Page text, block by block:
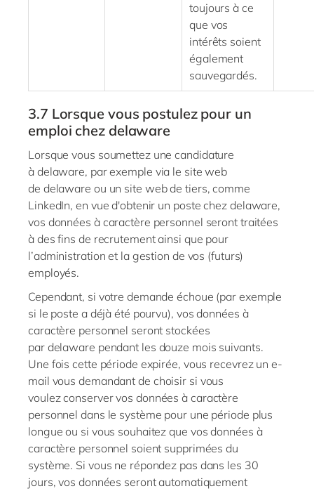
toujours à ce
que vos
intérêts soient
également
sauvegardés.
3.7 Lorsque vous postulez pour un
emploi chez delaware
Lorsque vous soumettez une candidature
à delaware, par exemple via le site web
de delaware ou un site web de tiers, comme
LinkedIn, en vue d'obtenir un poste chez delaware,
vos données à caractère personnel seront traitées
à des fins de recrutement ainsi que pour
l’administration et la gestion de vos (futurs)
employés.
Cependant, si votre demande échoue (par exemple
si le poste a déjà été pourvu), vos données à
caractère personnel seront stockées
par delaware pendant les douze mois suivants.
Une fois cette période expirée, vous recevrez une-
mail vous demandant de choisir si vous
voulezconserver vos données à caractère
personnel dans le système pour une période plus
longue ou si vous souhaitez que vos données à
caractère personnel soient supprimées du
système. Si vous ne répondez pas dans les 30
jours, vos données seront automatiquement